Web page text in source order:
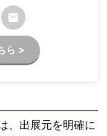
ら >
、出展元を明確に